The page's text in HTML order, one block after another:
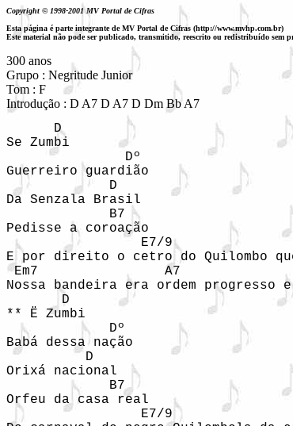
Copyright © 1998-2001 MV Portal de Cifras
Esta página é parte integrante de MV Portal de Cifras (http://www.mvhp.com.br)
Este material não pode ser publicado, transmitido, reescrito ou redistribuído sem
300 anos
Grupo : Negritude Junior
Tom : F
Introdução : D A7 D A7 D Dm Bb A7
      D
Se Zumbi
               Dº
Guerreiro guardião
             D
Da Senzala Brasil
             B7
Pedisse a coroação
                 E7/9
E por direito o cetro do Quilombo
Em7                A7
Nossa bandeira era ordem progresso
       D
** Ë Zumbi
             Dº
Babá dessa nação
          D
Orixá nacional
             B7
Orfeu da casa real
                 E7/9